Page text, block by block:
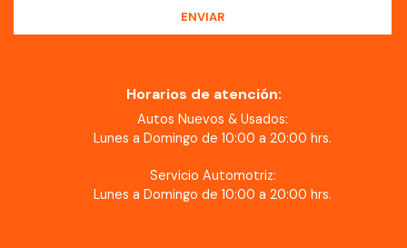
Horarios de atención:
Autos Nuevos & Usados:
Lunes a Domingo de 10:00 a 20:00 hrs.
Servicio Automotriz:
Lunes a Domingo de 10:00 a 20:00 hrs.